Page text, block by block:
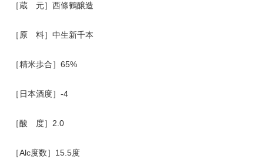
［蔵 元］西條鶴醸造
［原 料］中生新千本
［精米歩合］65%
［日本酒度］-4
［酸 度］2.0
［Alc度数］15.5度